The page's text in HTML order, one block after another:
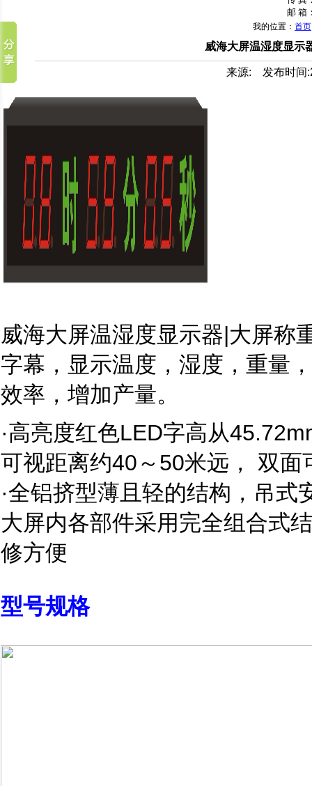
邮 箱
我的位置： 首页
威海大屏温湿度显示
来源: 发布时间
威海大屏温湿度显示器|大屏称
字幕，显示温度，湿度，重量
效率，增加产量。
·高亮度红色LED字高从
可视距离约40～50米远， 双
·全铝挤型薄且轻的结构，吊式
大屏内各部件采用完全组合式
修方便
型号规格